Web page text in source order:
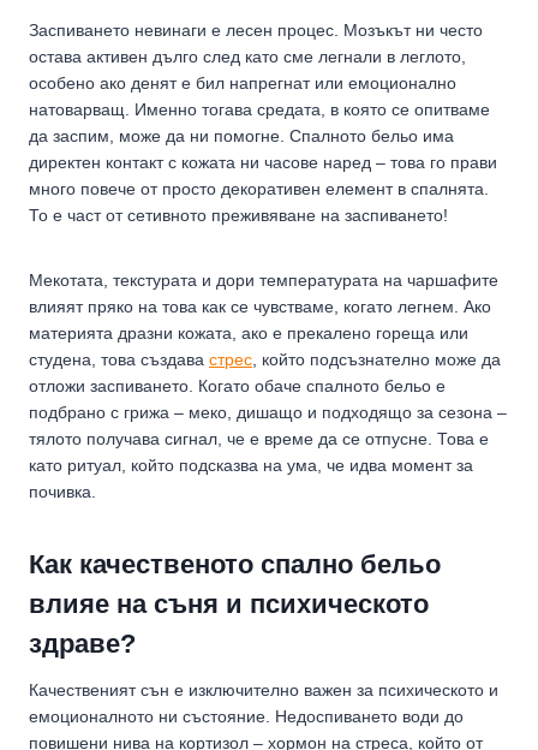
Заспиването невинаги е лесен процес. Мозъкът ни често
остава активен дълго след като сме легнали в леглото,
особено ако денят е бил напрегнат или емоционално
натоварващ. Именно тогава средата, в която се опитваме
да заспим, може да ни помогне. Спалното бельо има
директен контакт с кожата ни часове наред – това го прави
много повече от просто декоративен елемент в спалнята.
То е част от сетивното преживяване на заспиването!
Мекотата, текстурата и дори температурата на чаршафите
влияят пряко на това как се чувстваме, когато легнем. Ако
материята дразни кожата, ако е прекалено гореща или
студена, това създава стрес , който подсъзнателно може да
отложи заспиването. Когато обаче спалното бельо е
подбрано с грижа – меко, дишащо и подходящо за сезона –
тялото получава сигнал, че е време да се отпусне. Това е
като ритуал, който подсказва на ума, че идва момент за
почивка.
Как качественото спално бельо
влияе на съня и психическото
здраве?
Качественият сън е изключително важен за психическото и
емоционалното ни състояние. Недоспиването води до
повишени нива на кортизол – хормон на стреса, който от